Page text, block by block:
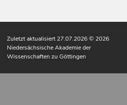
Zuletzt aktualisiert 27.07.2026© 2026
Niedersächsische Akademie der
Wissenschaften zu Göttingen